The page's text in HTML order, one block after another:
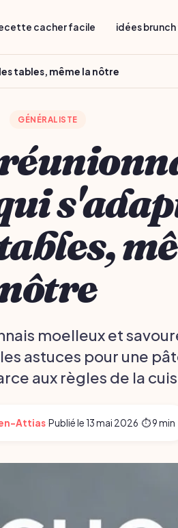
cacher facile idées
tables, même la nôtre
GÉNÉRALISTE
moelleux et
astuces pour une
aux règles de la
Attias·Publié le 13 mai 2026·⏱ 9 min